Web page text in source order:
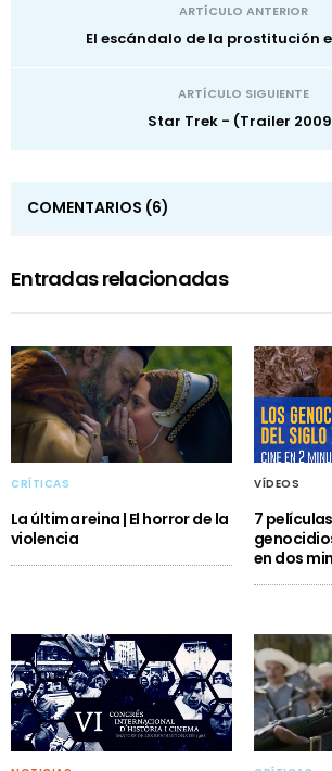
ARTÍCULO ANTERIOR
El escándalo de la prostitución
ARTÍCULO SIGUIENTE
Star Trek - (Trailer
COMENTARIOS (6)
Entradas relacionadas
CRÍTICAS
La última reina | El horror de la
violencia
VÍDEOS
7
en dos